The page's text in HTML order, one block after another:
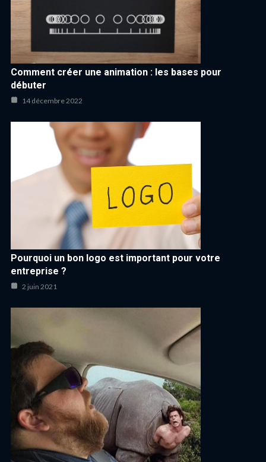
Comment créer une animation : les bases pour
débuter
14 décembre 2022
Pourquoi un bon logo est important pour votre
entreprise ?
2 juin 2021